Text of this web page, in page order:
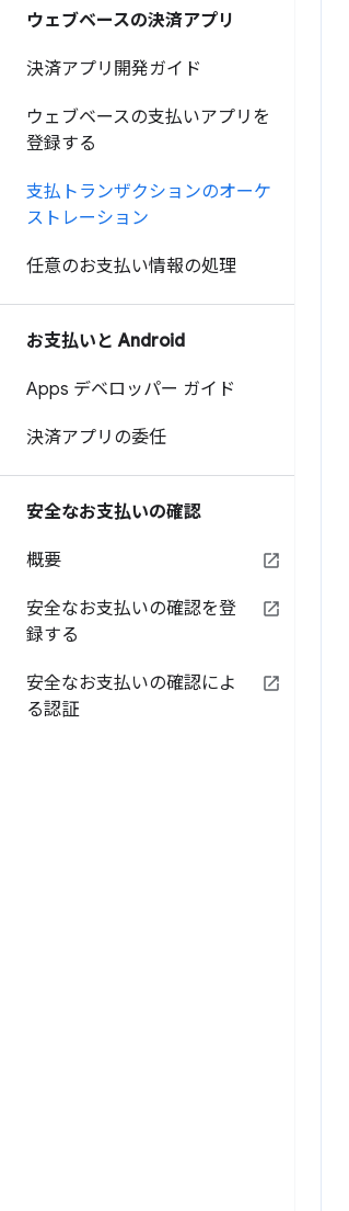
ウェブベースの決済アプリ
決済アプリ開発ガイド
ウェブベースの支払いアプリを
登録する
支払トランザクションのオーケ
ストレーション
任意のお支払い情報の処理
お支払いと Android
Apps デベロッパー ガイド
決済アプリの委任
安全なお支払いの確認
概要
安全なお支払いの確認を登
録する
安全なお支払いの確認によ
る認証